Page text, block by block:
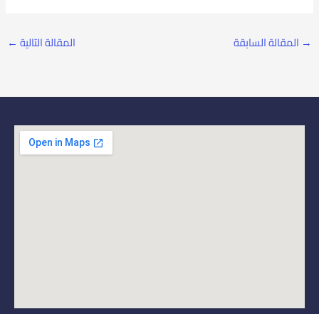
→ المقالة السابقة المقالة التالية ←